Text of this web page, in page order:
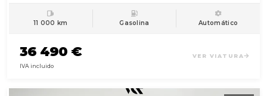
11 000 km Gasolina Automático
36 490 €
IVA incluido
VER VIATURA